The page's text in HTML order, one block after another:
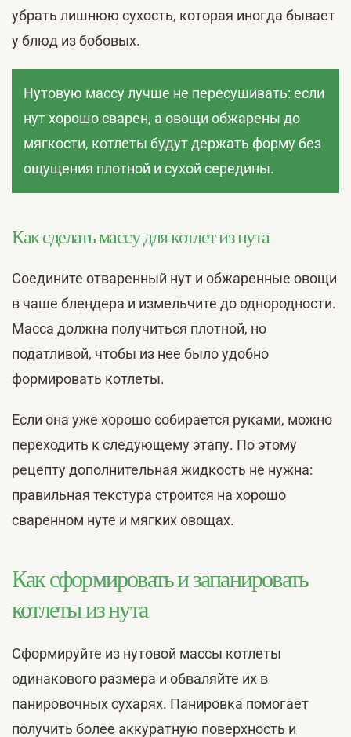
убрать лишнюю сухость, которая иногда бывает
у блюд из бобовых.
Нутовую массу лучше не пересушивать: если
нут хорошо сварен, а овощи обжарены до
мягкости, котлеты будут держать форму без
ощущения плотной и сухой середины.
Как сделать массу для котлет из нута
Соедините отваренный нут и обжаренные овощи
в чаше блендера и измельчите до однородности.
Масса должна получиться плотной, но
податливой, чтобы из нее было удобно
формировать котлеты.
Если она уже хорошо собирается руками, можно
переходить к следующему этапу. По этому
рецепту дополнительная жидкость не нужна:
правильная текстура строится на хорошо
сваренном нуте и мягких овощах.
Как сформировать и запанировать
котлеты из нута
Сформируйте из нутовой массы котлеты
одинакового размера и обваляйте их в
панировочных сухарях. Панировка помогает
получить более аккуратную поверхность и